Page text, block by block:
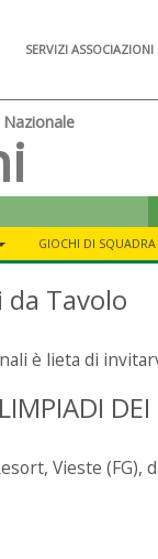
SERVIZI ASSOCIAZIONI
GIOCHI DI SQUADRA
Tavolo
è lieta di
Vieste (FG),